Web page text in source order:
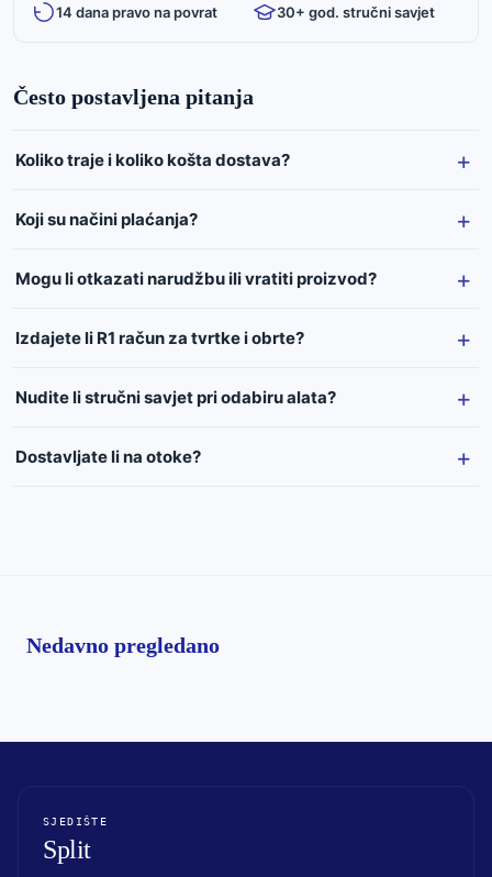
14 dana pravo na povrat 30+ god. stručni savjet
Često postavljena pitanja
Koliko traje i koliko košta dostava?
Koji su načini plaćanja?
Mogu li otkazati narudžbu ili vratiti proizvod?
Izdajete li R1 račun za tvrtke i obrte?
Nudite li stručni savjet pri odabiru alata?
Dostavljate li na otoke?
Nedavno pregledano
SJEDIŠTE
Split